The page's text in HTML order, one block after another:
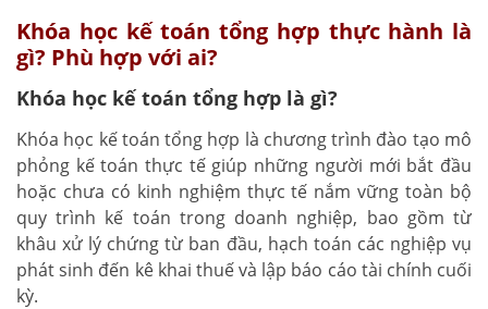
Khóa học kế toán tổng hợp thực hành là
gì? Phù hợp với ai?
Khóa học kế toán tổng hợp là gì?
Khóa học kế toán tổng hợp là chương trình đào tạo mô
phỏng kế toán thực tế giúp những người mới bắt đầu
hoặc chưa có kinh nghiệm thực tế nắm vững toàn bộ
quy trình kế toán trong doanh nghiệp, bao gồm từ
khâu xử lý chứng từ ban đầu, hạch toán các nghiệp vụ
phát sinh đến kê khai thuế và lập báo cáo tài chính cuối
kỳ.